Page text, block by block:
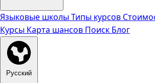
Языковые школыТипы курсов
Курсы Карта шансов Поиск Блог
Русский